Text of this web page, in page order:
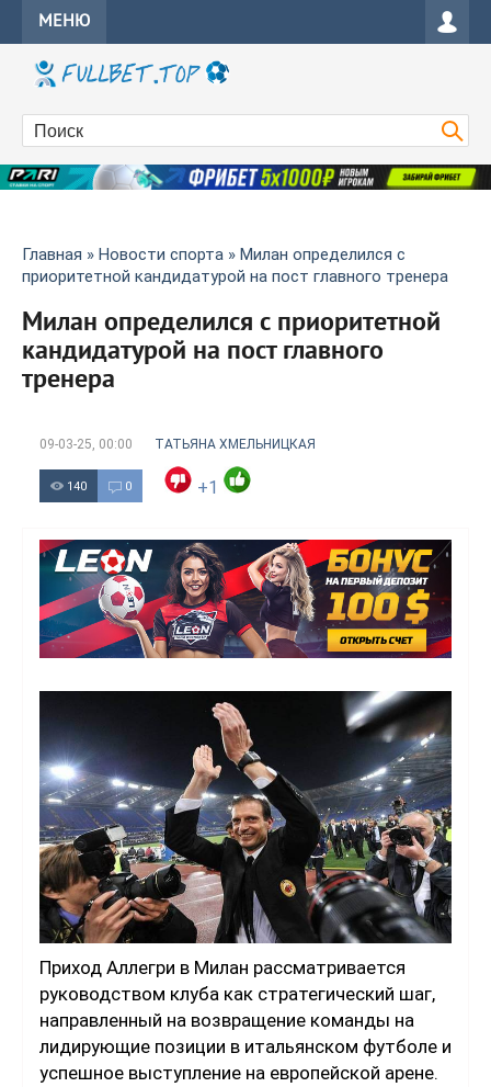
МЕНЮ
Главная » Новости спорта » Милан определился с
приоритетной кандидатурой на пост главного тренера
Милан определился с приоритетной
кандидатурой на пост главного
тренера
09-03-25, 00:00 ТАТЬЯНА ХМЕЛЬНИЦКАЯ
140 0 +1
Приход Аллегри в Милан рассматривается
руководством клуба как стратегический шаг,
направленный на возвращение команды на
лидирующие позиции в итальянском футболе и
успешное выступление на европейской арене.